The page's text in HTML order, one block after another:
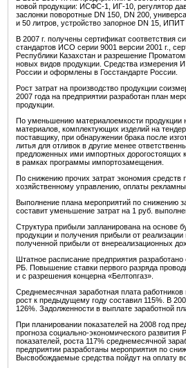
новой продукции: ИСФС-1, ИГ-10, регулятор
заслонки поворотные DN 150, DN 200,
и 50 литров, устройство запорное DN 15,
В 2007 г. получены сертификат
стандартов ИСО серии 9001 версии 2001 г.,
Республики Казахстан и разрешение
новых видов продукции. Средства измерения
России и оформлены в Госстандарте России.
Рост затрат на производство продукции
2007 года на предприятии разработан план
продукции.
По уменьшению материалоемкости продукции
материалов, комплектующих изделий на
поставщику, при обнаружении брака после
литья для отливок в другие менее
предложенных ими импортных
в рамках программы импортозамещения.
По снижению прочих затрат экономия
хозяйственному управлению, оплаты
Выполнение плана мероприятий по снижению
составит уменьшение затрат на 1 руб.
Структура прибыли запланирована на основе
продукции и получения прибыли от
полученной прибыли от внереализационных
Штатное расписание предприятия
РБ. Повышение ставки первого разряда
и с разрешения концерна «Белтопгаз».
Среднемесячная заработная плата
рост к предыдущему году составил 115%. В
126%. Задолженности в выплате заработной
При планировании показателей на 2008 год
прогноза социально-экономического
показателей, роста 117% среднемесячной
предприятии разработаны мероприятия по
Высвобождаемые средства пойдут на оплату